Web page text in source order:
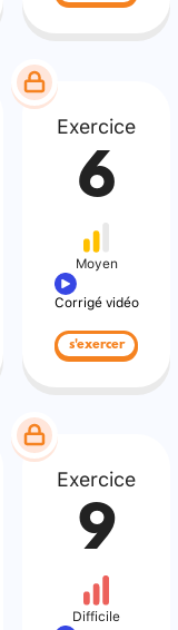
Exercice
6
Moyen
Corrigé vidéo
s'exercer
Exercice
9
Difficile